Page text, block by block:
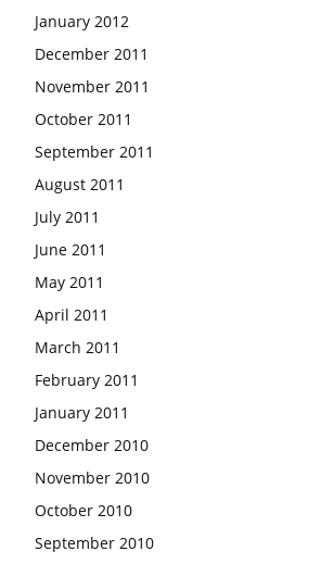
January 2012
December 2011
November 2011
October 2011
September 2011
August 2011
July 2011
June 2011
May 2011
April 2011
March 2011
February 2011
January 2011
December 2010
November 2010
October 2010
September 2010